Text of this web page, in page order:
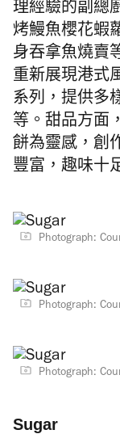
理經驗的副總
烤鰻魚櫻花蝦
身吞拿魚燒賣
重新展現港式
系列，提供多
等。甜品方面
餅為靈感，創
豐富，趣味十
Photograph:
Photograph:
Photograph:
Sugar